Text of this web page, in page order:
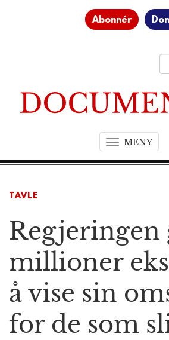
Abonnér
MENYT
o
a
i
a
t
o
TAVLE
Regjeringen
millioner
å vise sin
for de som